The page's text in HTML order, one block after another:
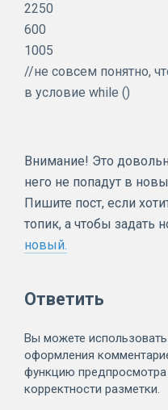
2250
600
1005
//не совсем понятно,
в условие while ()
Внимание! Это
него не попадут в
Пишите пост, если
топик, а чтобы задать
новый.
Ответить
Вы можете
оформления
функцию предпросмотра
корректности разметки.